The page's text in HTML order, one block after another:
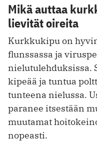
Mikä auttaa
lievität oireita
Kurkkukipu on
flunssassa ja
nielutulehduksissa.
kipeää ja tuntua
tunteena nielussa.
paranee itsestään
muutamat
nopeasti.